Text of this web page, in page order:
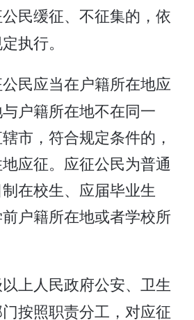
民缓征、不征集的，依
执行。
民应当在户籍所在地应
户籍所在地不在同一
市，符合规定条件的，
应征。应征公民为普通
在校生、应届毕业生
户籍所在地或者学校所
上人民政府公安、卫生
按照职责分工，对应征